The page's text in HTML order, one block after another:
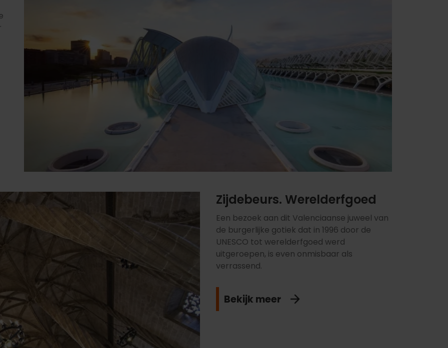
Zijdebeurs. Werelderfgoed
Een bezoek aan dit Valenciaanse juweel van
de burgerlijke gotiek dat in 1996 door de
UNESCO tot werelderfgoed werd
uitgeroepen, is even onmisbaar als
verrassend.
Bekijk meer